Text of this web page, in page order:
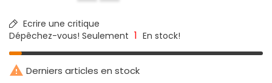
Ecrire une critique
Dépêchez-vous! Seulement 1 En stock!
 Derniers articles en stock